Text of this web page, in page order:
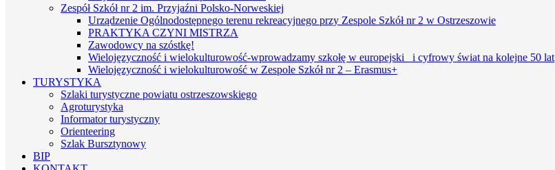
Zespół Szkół nr 2 im. Przyjaźni Polsko-Norweskiej
Urządzenie Ogólnodostępnego terenu rekreacyjnego przy Zespole Szkół nr 2 w Ostrzeszowie
PRAKTYKA CZYNI MISTRZA
Zawodowcy na szóstkę!
Wielojęzyczność i wielokulturowość-wprowadzamy szkołę w europejski i cyfrowy świat na kolejne 50 lat
Wielojęzyczność i wielokulturowość w Zespole Szkół nr 2 – Erasmus+
TURYSTYKA
Szlaki turystyczne powiatu ostrzeszowskiego
Agroturystyka
Informator turystyczny
Orienteering
Szlak Bursztynowy
BIP